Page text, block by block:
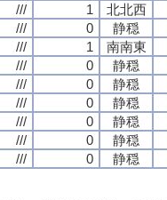
/// 1
北北西
/// 0
静穏
/// 1
南南東
/// 0
静穏
/// 0
静穏
/// 0
静穏
/// 0
静穏
/// 0
静穏
/// 0 静穏